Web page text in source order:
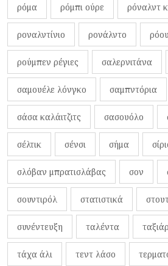
ρόμα ρόμπι ούρε ρόναλντ
ροναλντίνιο ρονάλντο
ρούμπεν ρέγιες σαλερνιτάνα
σαμουέλε λόνγκο σαμπντόρια
σάσα καλάιτζιτς σασουόλο
σέλτικ σένσι σήμα
σλόβαν μπρατισλάβας σον
σουντιρόλ στατιστικά
συνέντευξη ταλέντα
τάχα άλι τεντ λάσο